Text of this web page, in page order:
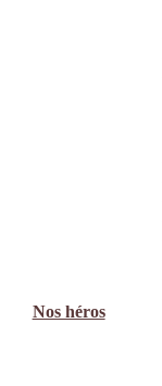
Nos héros